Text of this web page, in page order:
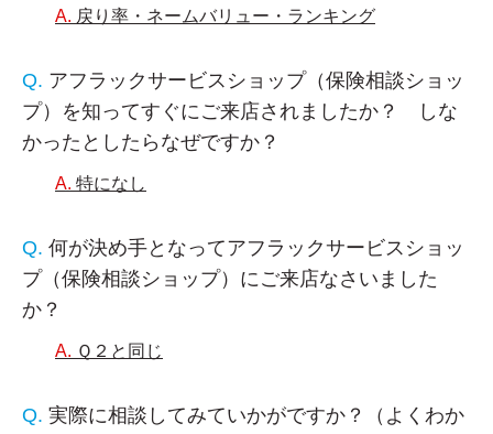
戻り率・ネームバリュー・ランキング
アフラックサービスショップ（保険相談ショッ
プ）を知ってすぐにご来店されましたか？ しな
かったとしたらなぜですか？
特になし
何が決め手となってアフラックサービスショッ
プ（保険相談ショップ）にご来店なさいました
か？
Ｑ２と同じ
実際に相談してみていかがですか？（よくわか